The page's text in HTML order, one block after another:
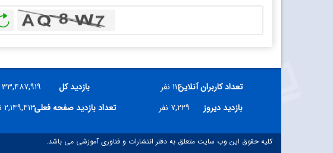
تعداد کاربران آنلاین۱۱۴ نفر بازدید کل ۳۳,۴۸۷,۹۱۹ نفر
بازدید دیروز
۷,۲۲۹ نفر تعداد بازدید صفحه فعلی۲,۱۴۹,۴۱۳ نفر
کلیه حقوق این وب سایت متعلق به دفتر انتشارات و فناوری آموزشی می باشد.